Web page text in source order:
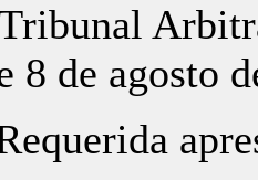
Arbitral
8 de agosto